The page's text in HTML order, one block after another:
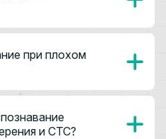
при плохом
и СТС?